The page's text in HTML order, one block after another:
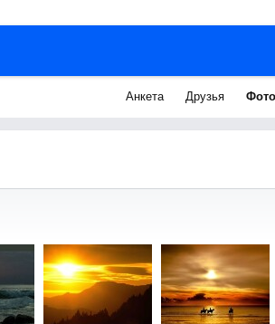
Анкета Друзья Фото